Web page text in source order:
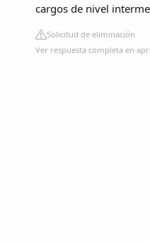
cargos de nivel
Solicitud de eliminación
Ver respuesta completa en